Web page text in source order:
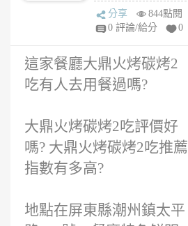
6
年
分享
844點閱
0 評論/給分
0
這家餐廳大鼎火烤碳烤2
吃有人去用餐過嗎?
大鼎火烤碳烤2吃評價好
嗎? 大鼎火烤碳烤2吃推薦
指數有多高?
地點在屏東縣潮州鎮太平